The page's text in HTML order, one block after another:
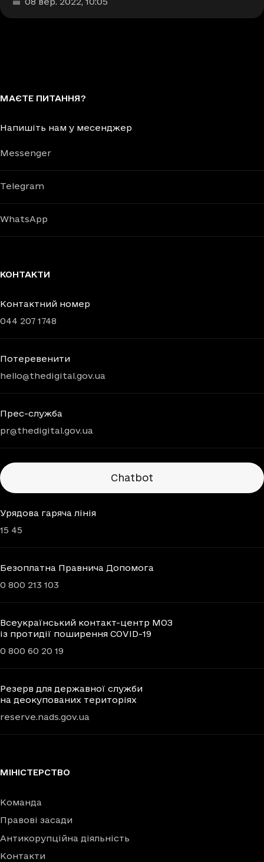
МАЄТЕ ПИТАННЯ?
Напишіть нам у месенджер
Messenger
Telegram
WhatsApp
КОНТАКТИ
Контактний номер
044 207 1748
Потеревенити
hello@thedigital.gov.ua
Прес-служба
pr@thedigital.gov.ua
Chatbots
Chatbot
Урядова гаряча лінія
15 45
Безоплатна Правнича Допомога
0 800 213 103
Всеукраїнський контакт-центр МОЗ
із протидії поширення COVID-19
0 800 60 20 19
Резерв для державної служби
на деокупованих територіях
reserve.nads.gov.ua
МІНІСТЕРСТВО
Команда
Правові засади
Антикорупційна діяльність
Контакти